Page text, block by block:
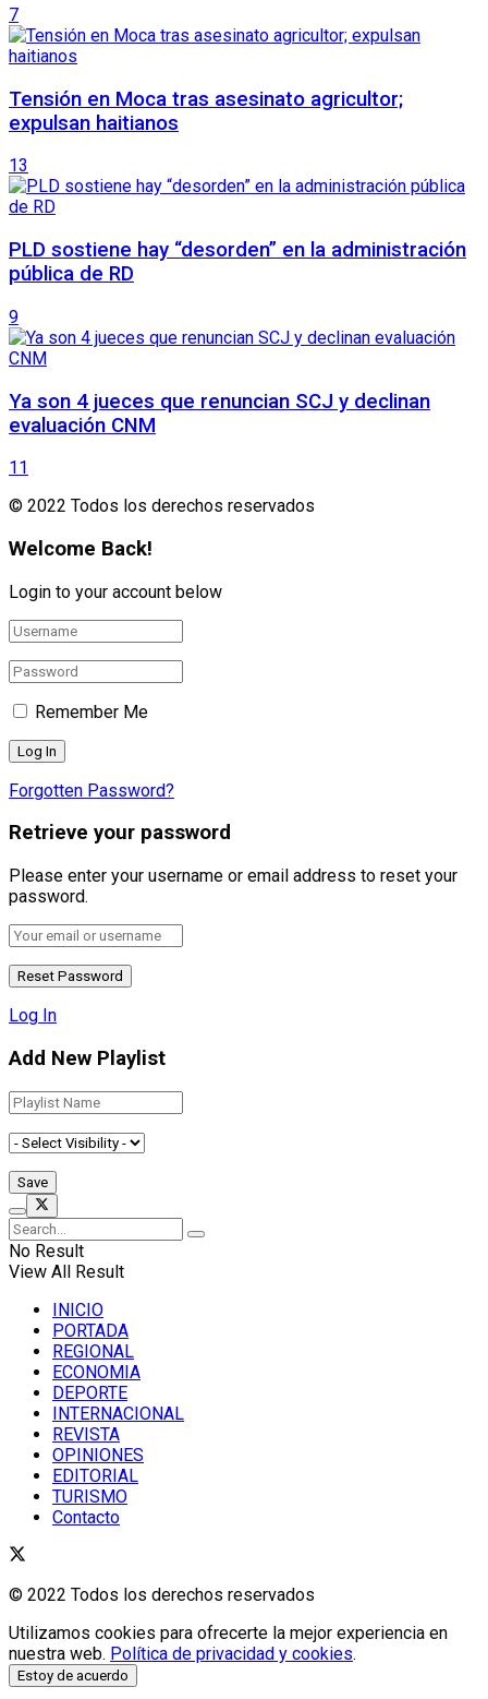
7
Tensión en Moca tras asesinato agricultor;
expulsan haitianos
13
PLD sostiene hay “desorden” en la administración
pública de RD
9
Ya son 4 jueces que renuncian SCJ y declinan
evaluación CNM
11
© 2022 Todos los derechos reservados
Welcome Back!
Login to your account below
Remember Me
Forgotten Password?
Retrieve your password
Please enter your username or email address to reset your
password.
Log In
Add New Playlist
No Result
View All Result
INICIO
PORTADA
REGIONAL
ECONOMIA
DEPORTE
INTERNACIONAL
REVISTA
OPINIONES
EDITORIAL
TURISMO
Contacto
© 2022 Todos los derechos reservados
Utilizamos cookies para ofrecerte la mejor experiencia en
nuestra web. Política de privacidad y cookies.
Estoy de acuerdo